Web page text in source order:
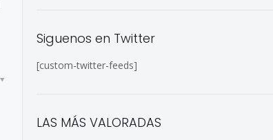
Siguenos en Twitter
[custom-twitter-feeds]
LAS MÁS VALORADAS